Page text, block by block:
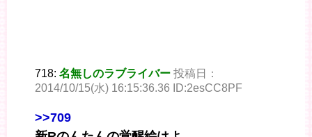
718: 名無しのラブライバー 投稿日：
2014/10/15(水) 16:15:36.36 ID:2esCC8PF
>>709